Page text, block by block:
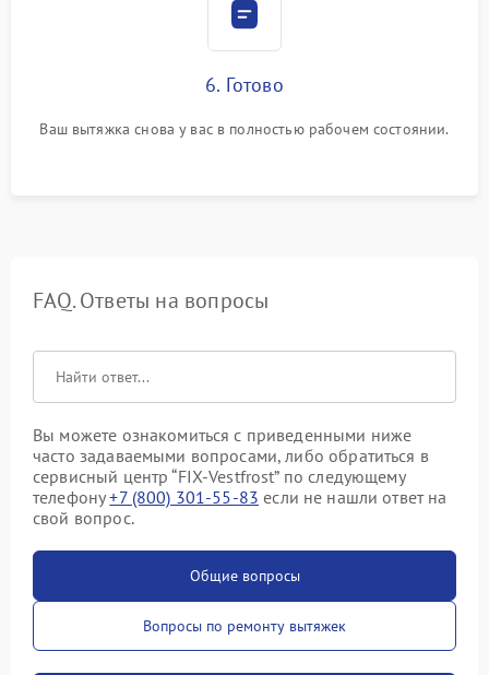
6. Готово
Ваш вытяжка снова у вас в полностью рабочем состоянии.
FAQ. Ответы на вопросы
Вы можете ознакомиться с приведенными ниже
часто задаваемыми вопросами, либо обратиться в
сервисный центр “FIX-Vestfrost” по следующему
телефону+7 (800) 301-55-83 если не нашли ответ на
свой вопрос.
Общие вопросы
Вопросы по ремонту вытяжек